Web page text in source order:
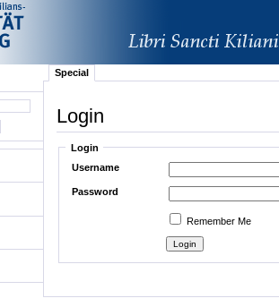
Special
Login
Login
Username
Password
Remember Me